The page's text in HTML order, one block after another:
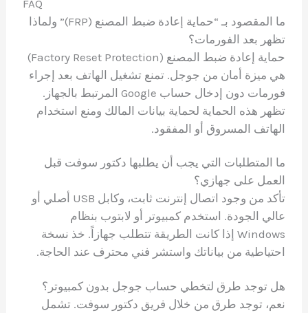
FAQ
ما المقصود بـ “حماية إعادة ضبط المصنع (FRP)” ولماذا
تظهر بعد الفورمات؟
حماية إعادة ضبط المصنع (Factory Reset Protection)
هي ميزة أمان من جوجل. تمنع تشغيل الهاتف بعد إجراء
فورمات دون إدخال حساب Google المرتبط بالجهاز.
تظهر هذه الحماية لحماية بيانات المالك ومنع استخدام
الهاتف المسروق أو المفقود.
ما المتطلبات التي يجب أن يطلبها دكتور سوفت قبل
العمل على جهازي؟
تأكد من وجود اتصال إنترنت ثابت، وكابل USB أصلي أو
عالي الجودة. استخدم كمبيوتر أو لابتوب بنظام
Windows إذا كانت الطريقة تتطلب جهازاً. خذ نسخة
احتياطية من بياناتك واستشر فني محترف عند الحاجة.
هل توجد طرق لتخطي حساب جوجل بدون كمبيوتر؟
نعم، توجد طرق من خلال فريق دكتور سوفت. تشمل